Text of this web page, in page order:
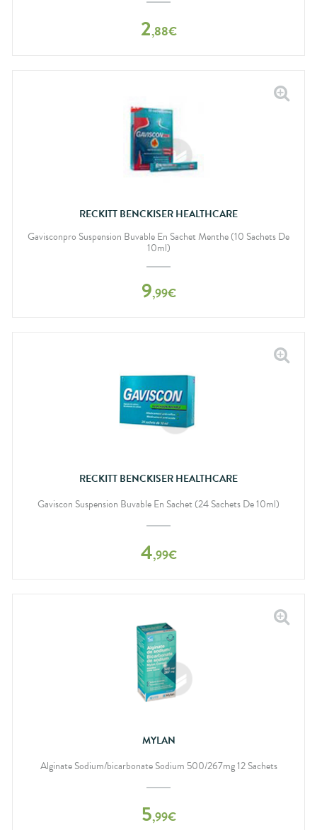
2,88€
RECKITT BENCKISER HEALTHCARE
Gavisconpro Suspension Buvable En Sachet Menthe (10 Sachets De
10ml)
9,99€
RECKITT BENCKISER HEALTHCARE
Gaviscon Suspension Buvable En Sachet (24 Sachets De 10ml)
4,99€
MYLAN
Alginate Sodium/bicarbonate Sodium 500/267mg 12 Sachets
5,99€